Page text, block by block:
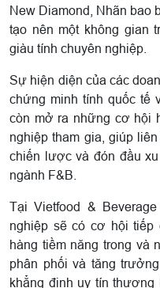
New Diamond, Nhãn bao
tạo nên một không gian
giàu tính chuyên nghiệp.
Sự hiện diện của các
chứng minh tính quốc tế
còn mở ra những cơ hội
nghiệp tham gia, giúp
chiến lược và đón đầu
ngành F&B.
Tại Vietfood &
nghiệp sẽ có cơ hội tiếp
hàng tiềm năng trong và
phân phối và tăng
khẳng định uy tín